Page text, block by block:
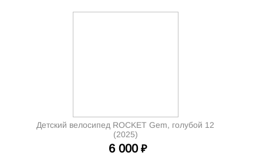
Детский велосипед ROCKET Gem, голубой 12
(2025)
6 000 ₽